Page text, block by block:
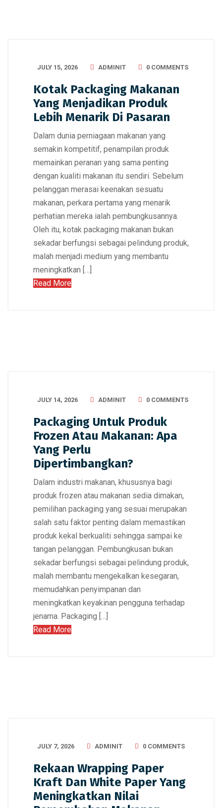
JULY 15, 2026 ADMINIT 0 COMMENTS
Kotak Packaging Makanan
Yang Menjadikan Produk
Lebih Menarik Di Pasaran
Dalam dunia perniagaan makanan yang
semakin kompetitif, penampilan produk
memainkan peranan yang sama penting
dengan kualiti makanan itu sendiri. Sebelum
pelanggan merasai keenakan sesuatu
makanan, perkara pertama yang menarik
perhatian mereka ialah pembungkusannya.
Oleh itu, kotak packaging makanan bukan
sekadar berfungsi sebagai pelindung produk,
malah menjadi medium yang membantu
meningkatkan […]
Read More
JULY 14, 2026 ADMINIT 0 COMMENTS
Packaging Untuk Produk
Frozen Atau Makanan: Apa
Yang Perlu
Dipertimbangkan?
Dalam industri makanan, khususnya bagi
produk frozen atau makanan sedia dimakan,
pemilihan packaging yang sesuai merupakan
salah satu faktor penting dalam memastikan
produk kekal berkualiti sehingga sampai ke
tangan pelanggan. Pembungkusan bukan
sekadar berfungsi sebagai pelindung produk,
malah membantu mengekalkan kesegaran,
memudahkan penyimpanan dan
meningkatkan keyakinan pengguna terhadap
jenama. Packaging […]
Read More
JULY 7, 2026 ADMINIT 0 COMMENTS
Rekaan Wrapping Paper
Kraft Dan White Paper Yang
Meningkatkan Nilai